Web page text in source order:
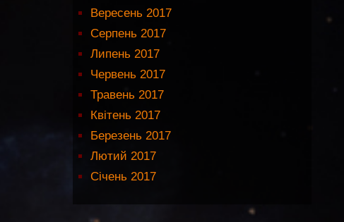
Вересень 2017
Серпень 2017
Липень 2017
Червень 2017
Травень 2017
Квітень 2017
Березень 2017
Лютий 2017
Січень 2017